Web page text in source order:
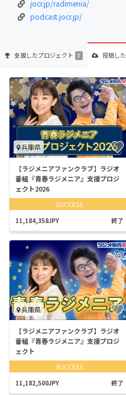
jocr.jp/radimenia/
podcast.jocr.jp/
支援したプロジェクト 0 投稿した
兵庫県
【ラジメニアファンクラブ】ラジオ
番組『青春ラジメニア』支援プロジ
ェクト2026
SUCCESS
11,184,358JPY 終了
兵庫県
【ラジメニアファンクラブ】ラジオ
番組『青春ラジメニア』支援プロジ
ェクト
SUCCESS
11,182,500JPY 終了